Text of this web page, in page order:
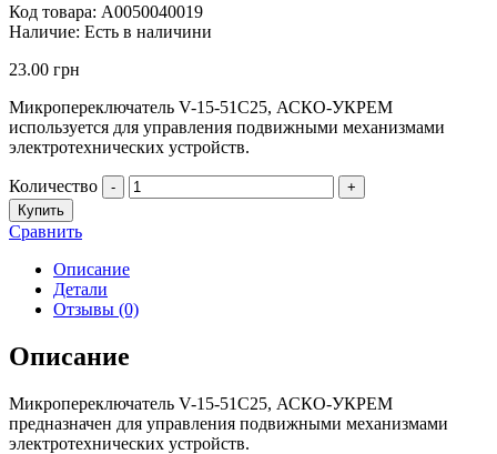
Код товара: A0050040019
Наличие: Есть в наличини
23.00 грн
Микропереключатель V-15-51C25, АСКО-УКРЕМ
используется для управления подвижными механизмами
электротехнических устройств.
Количество -
+
Купить
Сравнить
Описание
Детали
Отзывы (0)
Описание
Микропереключатель V-15-51C25, АСКО-УКРЕМ
предназначен для управления подвижными механизмами
электротехнических устройств.